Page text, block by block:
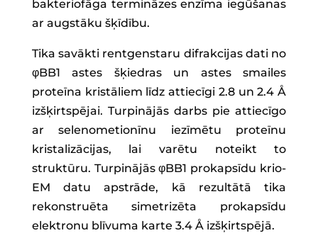
bakteriofāga termināzes enzīma iegūšanas
ar augstāku šķīdību.
Tika savākti rentgenstaru difrakcijas dati no
φBB1 astes šķiedras un astes smailes
proteīna kristāliem līdz attiecīgi 2.8 un 2.4 Å
izšķirtspējai. Turpinājās darbs pie attiecīgo
ar selenometionīnu iezīmētu proteīnu
kristalizācijas, lai varētu noteikt to
struktūru. Turpinājās φBB1 prokapsīdu krio-
EM datu apstrāde, kā rezultātā tika
rekonstruēta simetrizēta prokapsīdu
elektronu blīvuma karte 3.4 Å izšķirtspējā.